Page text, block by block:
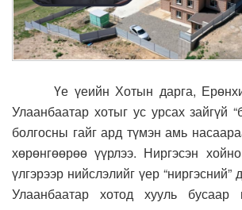
Үе үеийн Хотын дарга, Ерөнхий
Улаанбаатар хотыг ус урсах зайгүй
болгосны гайг ард түмэн амь
хөрөнгөөрөө үүрлээ. Ниргэсэн
үлгэрээр нийслэлийг үер “ниргэсний”
Улаанбаатар хотод хууль бусаар